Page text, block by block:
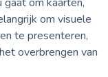
om visuele
te presenteren,
overbrengen van